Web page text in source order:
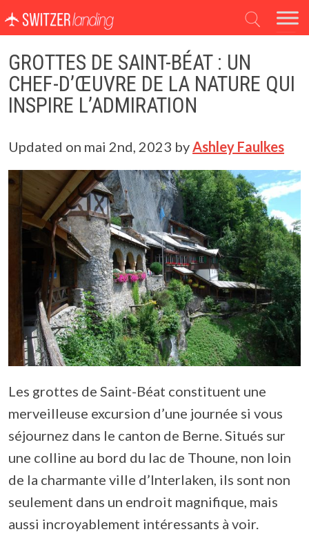
Navigation principale
GROTTES DE SAINT-BÉAT : UN
CHEF-D’ŒUVRE DE LA NATURE QUI
INSPIRE L’ADMIRATION
Updated on mai 2nd, 2023 byAshley Faulkes
Les grottes de Saint-Béat constituent une
merveilleuse excursion d’une journée si vous
séjournez dans le canton de Berne. Situés sur
une colline au bord du lac de Thoune, non loin
de la charmante ville d’Interlaken, ils sont non
seulement dans un endroit magnifique, mais
aussi incroyablement intéressants à voir.